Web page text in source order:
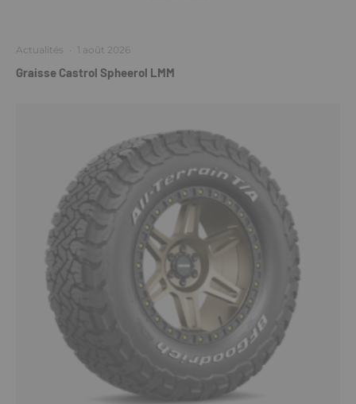
Actualités · 1 août 2026
Graisse Castrol Spheerol LMM